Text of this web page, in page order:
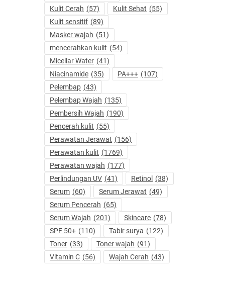
Kulit Cerah (57) Kulit Sehat (55)
Kulit sensitif (89)
Masker wajah (51)
mencerahkan kulit (54)
Micellar Water (41)
Niacinamide (35) PA+++ (107)
Pelembap (43)
Pelembap Wajah (135)
Pembersih Wajah (190)
Pencerah kulit (55)
Perawatan Jerawat (156)
Perawatan kulit (1769)
Perawatan wajah (177)
Perlindungan UV (41) Retinol (38)
Serum (60) Serum Jerawat (49)
Serum Pencerah (65)
Serum Wajah (201) Skincare (78)
SPF 50+ (110) Tabir surya (122)
Toner (33) Toner wajah (91)
Vitamin C (56) Wajah Cerah (43)